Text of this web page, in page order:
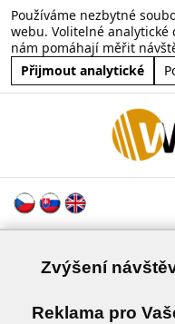
Používáme nezbytné
webu. Volitelné analytické
nám pomáhají měřit
Přijmout analytické
Zvýšení
Reklama pro